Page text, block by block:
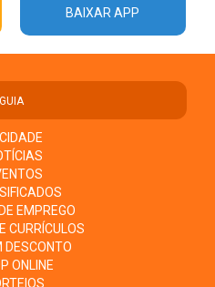
BAIXAR APP
GUIA
EMPREGO
CURRÍCULOS
DESCONTO
ONLINE